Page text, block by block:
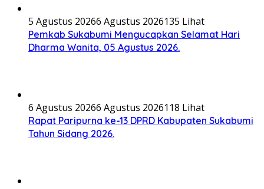
5 Agustus 20266 Agustus 2026135 Lihat
Pemkab Sukabumi Mengucapkan Selamat Hari
Dharma Wanita, 05 Agustus 2026.
6 Agustus 20266 Agustus 2026118 Lihat
Rapat Paripurna ke-13 DPRD Kabupaten Sukabumi
Tahun Sidang 2026.